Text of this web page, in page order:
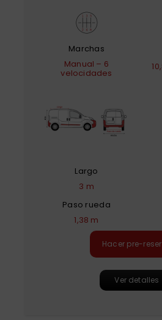
Marchas
Manual – 6
velocidades
Largo
3 m
Paso rueda
1,38 m
Hacer pre-
Ver detalles